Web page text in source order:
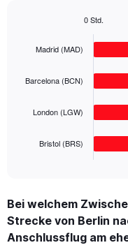
axis
displaying
Range:
with
chart
Range:
4
categories.
Madrid (MAD)
Barcelona (BCN)
London (LGW)
Bristol (BRS)
0 Std.
Bei welchem
Strecke von Berlin
Anschlussflug am